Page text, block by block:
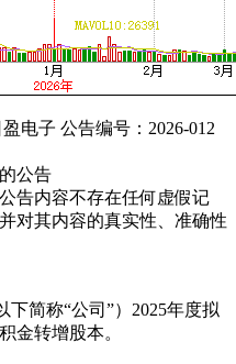
电子 公告编号：2026-012
公告
告内容不存在任何虚假记
对其内容的真实性、准确性
简称“公司”）2025年度拟
金转增股本。